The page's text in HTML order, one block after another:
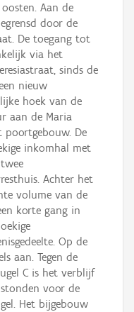
Aan de
door de
De toegang tot
via het
sinds de
nieuw
hoek van de
aan de Maria
poortgebouw. De
inkomhal met
Achter het
volume van de
korte gang in
Op de
aan. Tegen de
C is het verblijf
voor de
Het bijgebouw